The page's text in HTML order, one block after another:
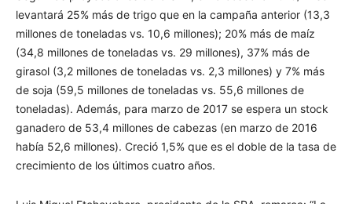
levantará 25% más de trigo que en la campaña anterior (13,3
millones de toneladas vs. 10,6 millones); 20% más de maíz
(34,8 millones de toneladas vs. 29 millones), 37% más de
girasol (3,2 millones de toneladas vs. 2,3 millones) y 7% más
de soja (59,5 millones de toneladas vs. 55,6 millones de
toneladas). Además, para marzo de 2017 se espera un stock
ganadero de 53,4 millones de cabezas (en marzo de 2016
había 52,6 millones). Creció 1,5% que es el doble de la tasa de
crecimiento de los últimos cuatro años.